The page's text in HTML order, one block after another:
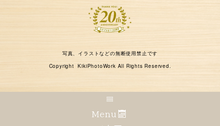
写真、イラストなどの無断使用禁止です
Copyright KikiPhotoWork All Rights Reserved.
Menu